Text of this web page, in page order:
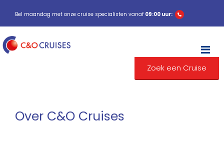
Bel maandag met onze cruise specialisten vanaf 09:00 uur:
Zoek een Cruise
Over C&O Cruises